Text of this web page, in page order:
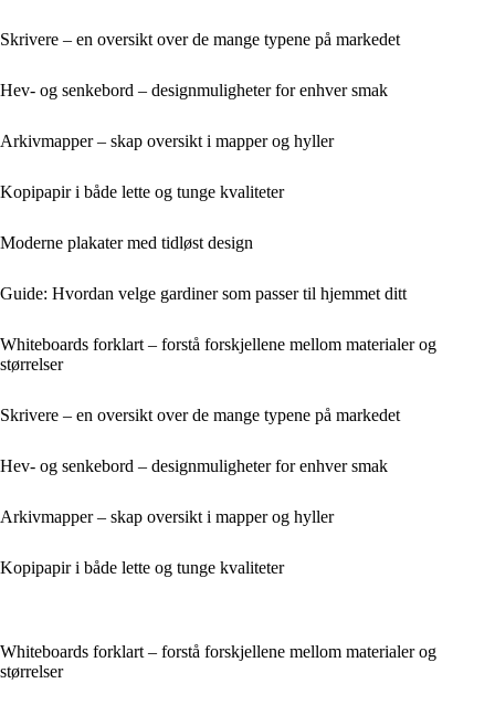
Skrivere – en oversikt over de mange typene på markedet
Hev- og senkebord – designmuligheter for enhver smak
Arkivmapper – skap oversikt i mapper og hyller
Kopipapir i både lette og tunge kvaliteter
Moderne plakater med tidløst design
Guide: Hvordan velge gardiner som passer til hjemmet ditt
Whiteboards forklart – forstå forskjellene mellom materialer og
størrelser
Skrivere – en oversikt over de mange typene på markedet
Hev- og senkebord – designmuligheter for enhver smak
Arkivmapper – skap oversikt i mapper og hyller
Kopipapir i både lette og tunge kvaliteter
Whiteboards forklart – forstå forskjellene mellom materialer og
størrelser